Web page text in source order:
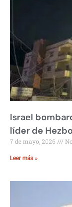
Israel
líder de
7 de mayo, 2026
Leer más »